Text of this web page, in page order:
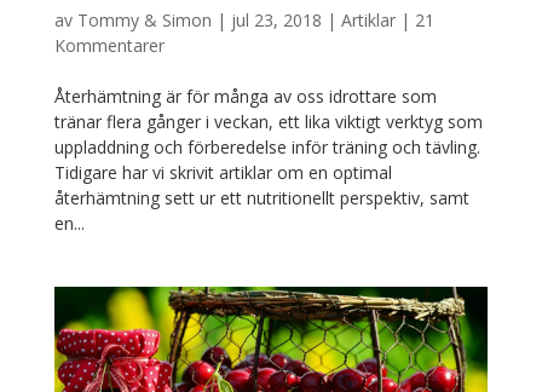
av Tommy & Simon | jul 23, 2018 | Artiklar| 21
Kommentarer
Återhämtning är för många av oss idrottare som
tränar flera gånger i veckan, ett lika viktigt verktyg som
uppladdning och förberedelse inför träning och tävling.
Tidigare har vi skrivit artiklar om en optimal
återhämtning sett ur ett nutritionellt perspektiv, samt
en...